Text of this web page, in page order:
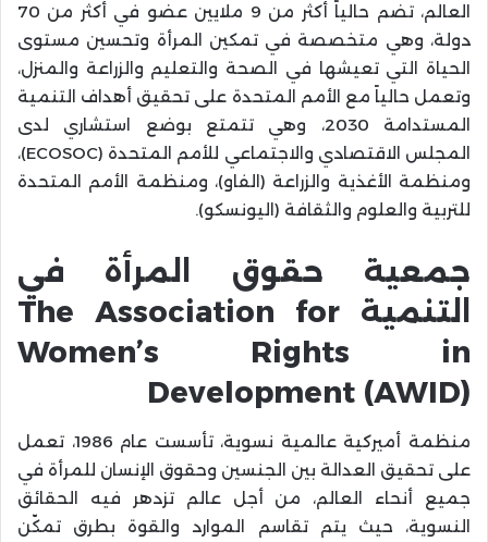
العالم، تضم حالياً أكثر من 9 ملايين عضو في أكثر من 70
دولة، وهي متخصصة في تمكين المرأة وتحسين مستوى
الحياة التي تعيشها في الصحة والتعليم والزراعة والمنزل،
وتعمل حالياً مع الأمم المتحدة على تحقيق أهداف التنمية
المستدامة 2030، وهي تتمتع بوضع استشاري لدى
المجلس الاقتصادي والاجتماعي للأمم المتحدة (ECOSOC)،
ومنظمة الأغذية والزراعة (الفاو)، ومنظمة الأمم المتحدة
للتربية والعلوم والثقافة (اليونسكو).
جمعية حقوق المرأة في
التنمية The Association for
Women’s Rights in
Development (AWID)
منظمة أميركية عالمية نسوية، تأسست عام 1986، تعمل
على تحقيق العدالة بين الجنسين وحقوق الإنسان للمرأة في
جميع أنحاء العالم، من أجل عالم تزدهر فيه الحقائق
النسوية، حيث يتم تقاسم الموارد والقوة بطرق تمكّن